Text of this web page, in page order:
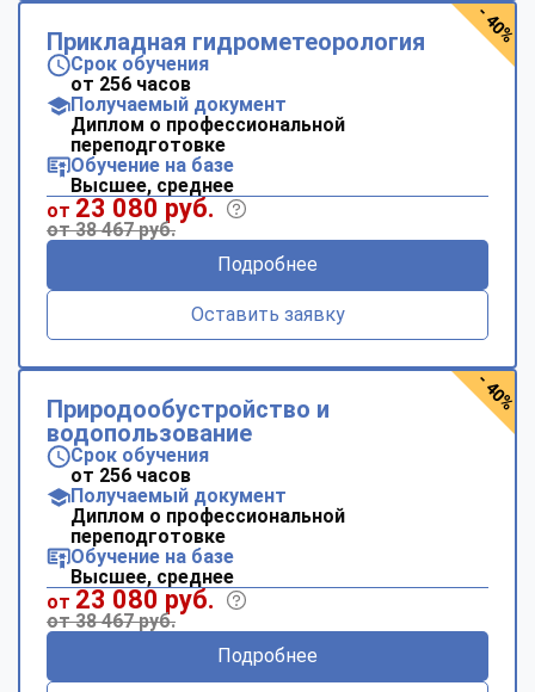
Прикладная гидрометеорология
Срок обучения
от 256 часов
Получаемый документ
Диплом о профессиональной
переподготовке
Обучение на базе
Высшее, среднее
от 23 080 руб.
от 38 467 руб.
Подробнее
Оставить заявку
- 40%
Природообустройство и
водопользование
Срок обучения
от 256 часов
Получаемый документ
Диплом о профессиональной
переподготовке
Обучение на базе
Высшее, среднее
от 23 080 руб.
от 38 467 руб.
Подробнее
- 40%